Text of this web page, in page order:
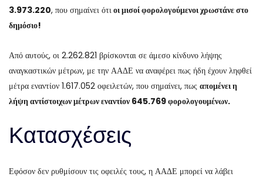
3.973.220, που σημαίνει ότιοι μισοί φορολογούμενοι χρωστάνε στο
δημόσιο!
Από αυτούς, οι 2.262.821 βρίσκονται σε άμεσο κίνδυνο λήψης
αναγκαστικών μέτρων, με την ΑΑΔΕ να αναφέρει πως ήδη έχουν ληφθεί
μέτρα εναντίον 1.617.052 οφειλετών, που σημαίνει, πως απομένει η
λήψη αντίστοιχων μέτρων εναντίον 645.769 φορολογουμένων.
Κατασχέσεις
Εφόσον δεν ρυθμίσουν τις οφειλές τους, η ΑΑΔΕ μπορεί να λάβει